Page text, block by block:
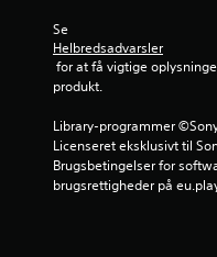
Se
Helbredsadvarsler
produkt.
Library-programmer
Licenseret eksklusivt til
Brugsbetingelser for
brugsrettigheder på